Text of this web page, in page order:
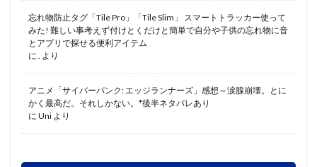
忘れ物防止タグ「Tile Pro」「Tile Slim」 スマートトラッカー使って
みた! 難しい事考えず付けとくだけと簡単で自分や子供の忘れ物に音
とアプリで探せる便利アイテム
に
より
アニメ「サイバーパンク: エッジランナーズ」感想～涙腺崩壊。とに
かく最高だ。それしかない。*後半ネタバレあり
に Uni より